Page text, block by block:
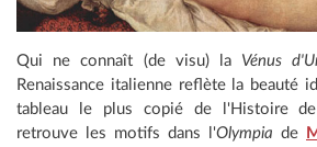
Qui ne connaît (de visu) la Vénus
Renaissance italienne reflète la beauté
tableau le plus copié de l'Histoire
retrouve les motifs dans l'Olympia de